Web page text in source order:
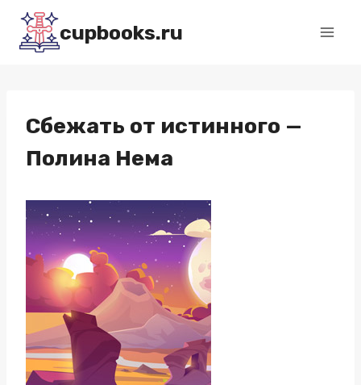
Перейти
содержимому
cupbooks.ru
Сбежать от истинного —
Полина Нема